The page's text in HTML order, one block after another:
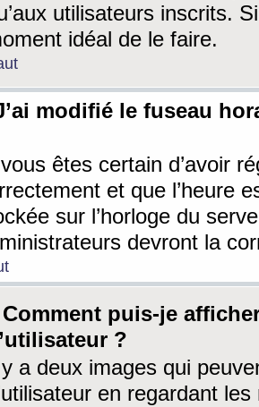
utilisateurs inscrits.
idéal de le faire.
modifié le fuseau
êtes certain d’avoir
et que l’heure
sur l’horloge du
devront la
Comment puis-je
?
a deux images qui
en regardant